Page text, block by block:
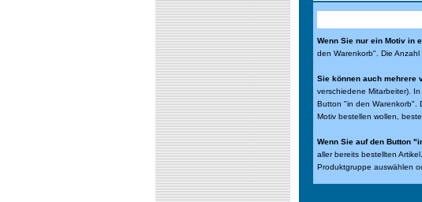
Wenn Sie nur ein Motiv in
den Warenkorb". Die
Sie können auch mehrere
verschiedene Mitarbeiter).
Button "in den Warenkorb".
Motiv bestellen wollen,
Wenn Sie auf den Button
aller bereits bestellten
Produktgruppe auswählen